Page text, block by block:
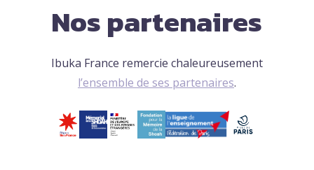
Nos partenaires
Ibuka France remercie chaleureusement
l’ensemble de ses partenaires.